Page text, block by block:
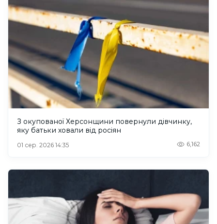
З окупованої Херсонщини повернули дівчинку,
яку батьки ховали від росіян
01 сер. 2026 14:35 6,162